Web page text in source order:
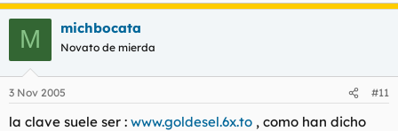
M michbocata
Novato de mierda
3 Nov 2005 #11
la clave suele ser : www.goldesel.6x.to , como han dicho